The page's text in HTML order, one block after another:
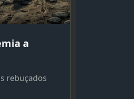
a
rebuçados